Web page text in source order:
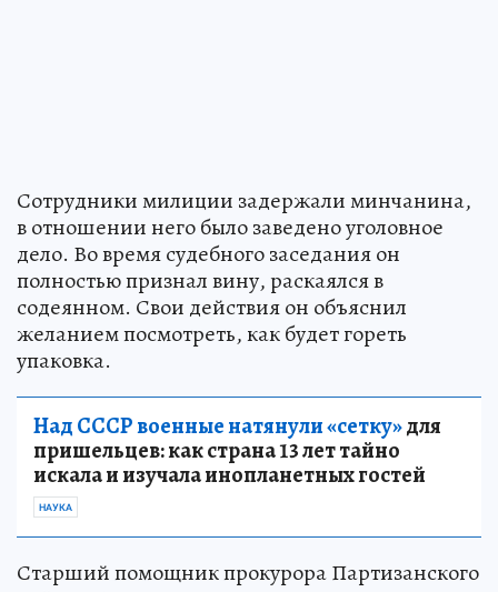
Сотрудники милиции задержали минчанина,
в отношении него было заведено уголовное
дело. Во время судебного заседания он
полностью признал вину, раскаялся в
содеянном. Свои действия он объяснил
желанием посмотреть, как будет гореть
упаковка.
Над СССР военные натянули «сетку»для
пришельцев: как страна 13 лет тайно
искала и изучала инопланетных гостей
НАУКА
Старший помощник прокурора Партизанского